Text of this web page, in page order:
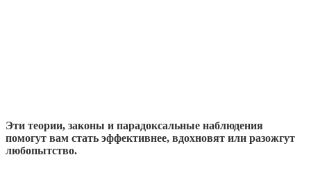
Эти теории, законы и парадоксальные наблюдения
помогут вам стать эффективнее, вдохновят или разожгут
любопытство.